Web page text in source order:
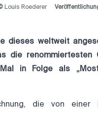
Louis Roederer
dieses weltweit
die renommiertesten
in Folge als
die von einer